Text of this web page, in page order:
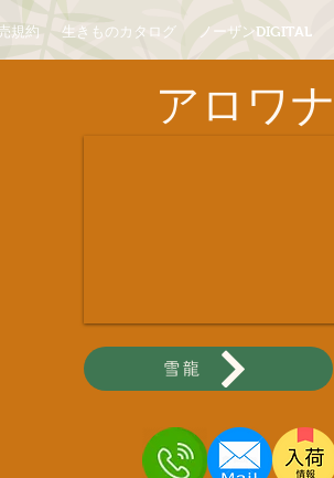
規約 生きものカタログ ノーザンDIGITAL
アロワナ
雪龍